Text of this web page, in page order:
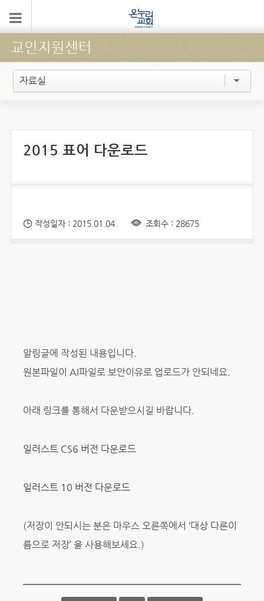
교인지원센터
자료실
2015 표어 다운로드
작성일자 : 2015.01.04. 조회수 : 28675
알림글에 작성된 내용입니다.
원본파일이 AI파일로 보안이유로 업로드가 안되네요.
아래 링크를 통해서 다운받으시길 바랍니다.
일러스트 CS6 버전 다운로드
일러스트 10 버전 다운로드
(저장이 안되시는 분은 마우스 오른쪽에서 ‘대상 다른이
름으로 저장’ 을 사용해보세요.)